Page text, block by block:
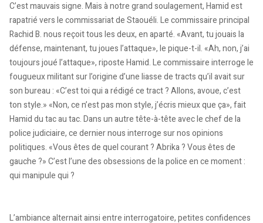
C’est mauvais signe. Mais à notre grand soulagement, Hamid est
rapatrié vers le commissariat de Staouéli. Le commissaire principal
Rachid B. nous reçoit tous les deux, en aparté. «Avant, tu jouais la
défense, maintenant, tu joues l’attaque», le pique-t-il. «Ah, non, j’ai
toujours joué l’attaque», riposte Hamid. Le commissaire interroge le
fougueux militant sur l’origine d’une liasse de tracts qu’il avait sur
son bureau : «C’est toi qui a rédigé ce tract ? Allons, avoue, c’est
ton style.» «Non, ce n’est pas mon style, j’écris mieux que ça», fait
Hamid du tac au tac. Dans un autre tête-à-tête avec le chef de la
police judiciaire, ce dernier nous interroge sur nos opinions
politiques. «Vous êtes de quel courant ? Abrika ? Vous êtes de
gauche ?» C’est l’une des obsessions de la police en ce moment :
qui manipule qui ?
L’ambiance alternait ainsi entre interrogatoire, petites confidences